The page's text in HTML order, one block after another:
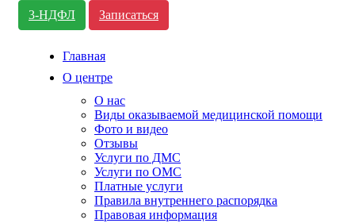
3-НДФЛ Записаться
Главная
О центре
О нас
Виды оказываемой медицинской помощи
Фото и видео
Отзывы
Услуги по ДМС
Услуги по ОМС
Платные услуги
Правила внутреннего распорядка
Правовая информация